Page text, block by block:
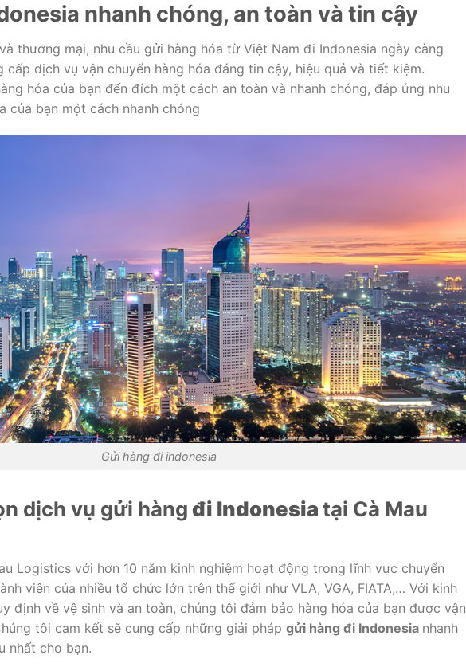
nhanh chóng, an toàn và tin cậy
thương mại, nhu cầu gửi hàng hóa từ Việt Nam đi Indonesia ngày càng
cấp dịch vụ vận chuyển hàng hóa đáng tin cậy, hiệu quả và tiết kiệm.
hóa của bạn đến đích một cách an toàn và nhanh chóng, đáp ứng nhu
của bạn một cách nhanh chóng
Gửi hàng đi indonesia
dịch vụ gửi hàngđi Indonesiatại Cà Mau
Logistics với hơn 10 năm kinh nghiệm hoạt động trong lĩnh vực chuyển
viên của nhiều tổ chức lớn trên thế giới như VLA, VGA, FIATA,… Với kinh
định về vệ sinh và an toàn, chúng tôi đảm bảo hàng hóa của bạn được vận
tôi cam kết sẽ cung cấp những giải pháp gửi hàng đi Indonesia nhanh
nhất cho bạn.